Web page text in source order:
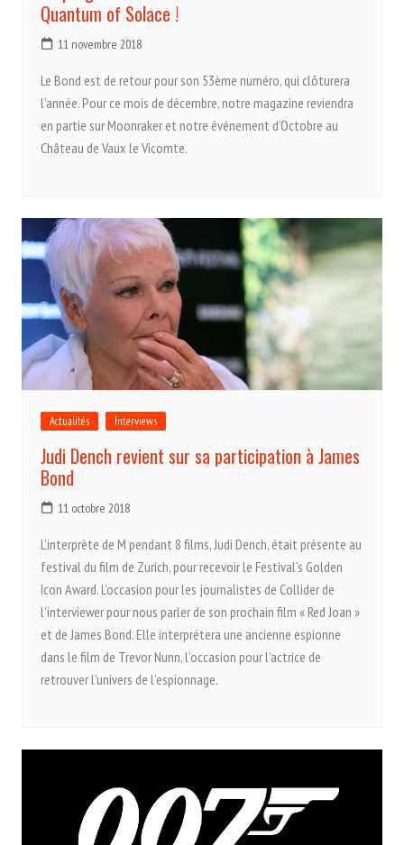
Quantum of Solace !
11 novembre 2018
Le Bond est de retour pour son 53ème numéro, qui clôturera
l’année. Pour ce mois de décembre, notre magazine reviendra
en partie sur Moonraker et notre événement d’Octobre au
Château de Vaux le Vicomte.
Actualités Interviews
Judi Dench revient sur sa participation à James
Bond
11 octobre 2018
L’interprète de M pendant 8 films, Judi Dench, était présente au
festival du film de Zurich, pour recevoir le Festival’s Golden
Icon Award. L’occasion pour les journalistes de Collider de
l’interviewer pour nous parler de son prochain film « Red Joan »
et de James Bond. Elle interprétera une ancienne espionne
dans le film de Trevor Nunn, l’occasion pour l’actrice de
retrouver l’univers de l’espionnage.